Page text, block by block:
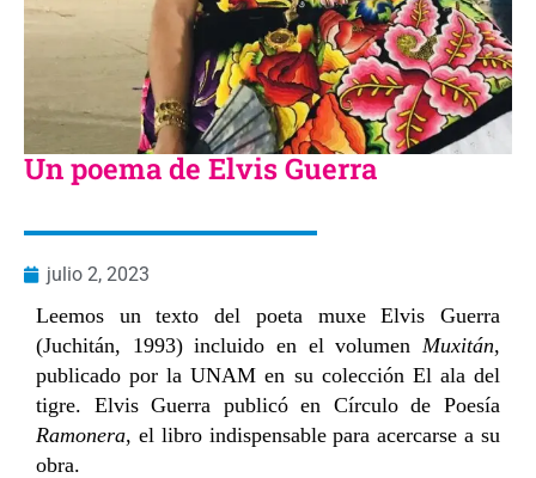
Un poema de Elvis Guerra
julio 2, 2023
Leemos un texto del poeta muxe Elvis Guerra
(Juchitán, 1993) incluido en el volumen Muxitán,
publicado por la UNAM en su colección El ala del
tigre. Elvis Guerra publicó en Círculo de Poesía
Ramonera, el libro indispensable para acercarse a su
obra.